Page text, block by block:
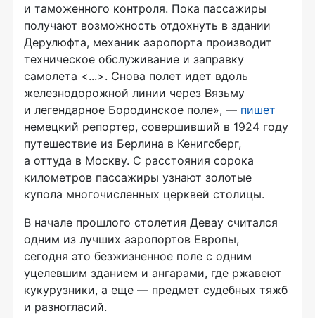
и таможенного контроля. Пока пассажиры
получают возможность отдохнуть в здании
Дерулюфта, механик аэропорта производит
техническое обслуживание и заправку
самолета <...>. Снова полет идет вдоль
железнодорожной линии через Вязьму
и легендарное Бородинское поле», — пишет
немецкий репортер, совершивший в 1924 году
путешествие из Берлина в Кенигсберг,
а оттуда в Москву. С расстояния сорока
километров пассажиры узнают золотые
купола многочисленных церквей столицы.
В начале прошлого столетия Девау считался
одним из лучших аэропортов Европы,
сегодня это безжизненное поле с одним
уцелевшим зданием и ангарами, где ржавеют
кукурузники, а еще — предмет судебных тяжб
и разногласий.